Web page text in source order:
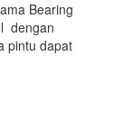
Bearing
dengan
pintu dapat